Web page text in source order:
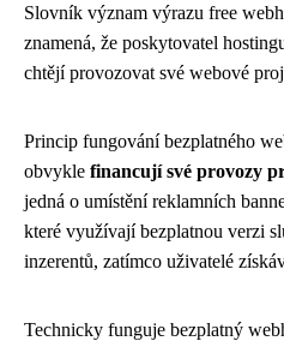
Slovník význam výrazu free
znamená, že poskytovatel
chtějí provozovat své webové
Princip fungování bezplatného
obvykle financují své provozy
jedná o umístění reklamních
které využívají bezplatnou verzi
inzerentů, zatímco uživatelé
Technicky funguje bezplatný